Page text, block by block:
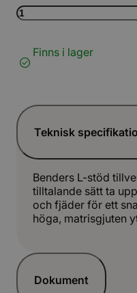
Bender
L-
grå
Finns i lager
Teknisk
Benders L-stöd
tilltalande sätt ta
och fjäder för ett
höga, matrisgjuten
Dokument